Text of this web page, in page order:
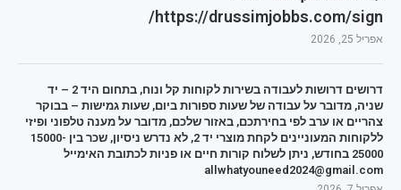
https://drussimjobbs.com/sign/
אפריל 25, 2026
דרושים דרושות לעבודה בשירות לקוחות קל ונוח, בתחום היד 2 – יד
שניה, מדובר על עבודה של שעות ספורות ביום, שעות גמישות – בבוקר
צהריים או ערב לפי בחירתכם, באזור שלכם, מדובר על מענה טלפוני ופיזי
ללקוחות המעוניינים לקחת מוצרי יד 2, לא נדרש ניסיון, שכר בין 15000-
25000 בחודש, ניתן לשלוח קורות חיים או פניות לכתובת האימייל
allwhatyouneed2024@gmail.com